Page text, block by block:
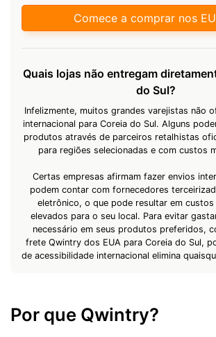
Comece a comprar nos
Quais lojas não entregam
do Sul?
Infelizmente, muitos grandes varejistas não
internacional para Coreia do Sul. Alguns
produtos através de parceiros retalhistas
para regiões selecionadas e com custos
Certas empresas afirmam fazer envios
podem contar com fornecedores
eletrônico, o que pode resultar em custos
elevados para o seu local. Para evitar
necessário em seus produtos preferidos,
frete Qwintry dos EUA para Coreia do Sul,
de acessibilidade internacional elimina
Por que Qwintry?